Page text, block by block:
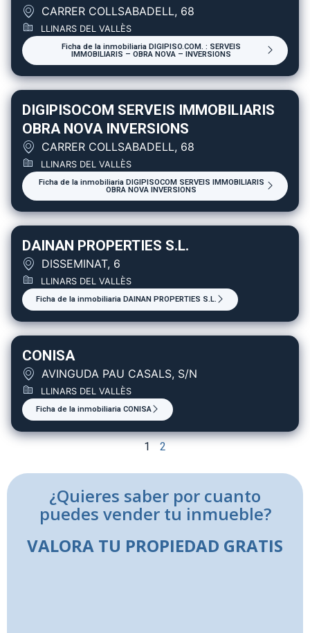
CARRER COLLSABADELL, 68
LLINARS DEL VALLÈS
Ficha de la inmobiliaria DIGIPISO.COM. : SERVEIS
IMMOBILIARIS – OBRA NOVA – INVERSIONS
DIGIPISOCOM SERVEIS IMMOBILIARIS
OBRA NOVA INVERSIONS
CARRER COLLSABADELL, 68
LLINARS DEL VALLÈS
Ficha de la inmobiliaria DIGIPISOCOM SERVEIS IMMOBILIARIS
OBRA NOVA INVERSIONS
DAINAN PROPERTIES S.L.
DISSEMINAT, 6
LLINARS DEL VALLÈS
Ficha de la inmobiliaria DAINAN PROPERTIES S.L.
CONISA
AVINGUDA PAU CASALS, S/N
LLINARS DEL VALLÈS
Ficha de la inmobiliaria CONISA
1 2
¿Quieres saber por cuanto
puedes vender tu inmueble?
VALORA TU PROPIEDAD GRATIS